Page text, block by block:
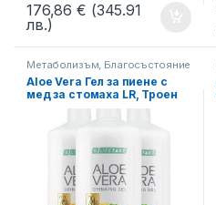
176,86€ (345.91
лв.)
Метаболизъм, Благосъстояние
Aloe Vera Гел за пиене с
мед за стомаха LR, Троен
комплект